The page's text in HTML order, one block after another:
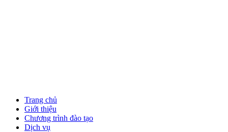
Trang chủ
Giới thiệu
Chương trình đào tạo
Dịch vụ